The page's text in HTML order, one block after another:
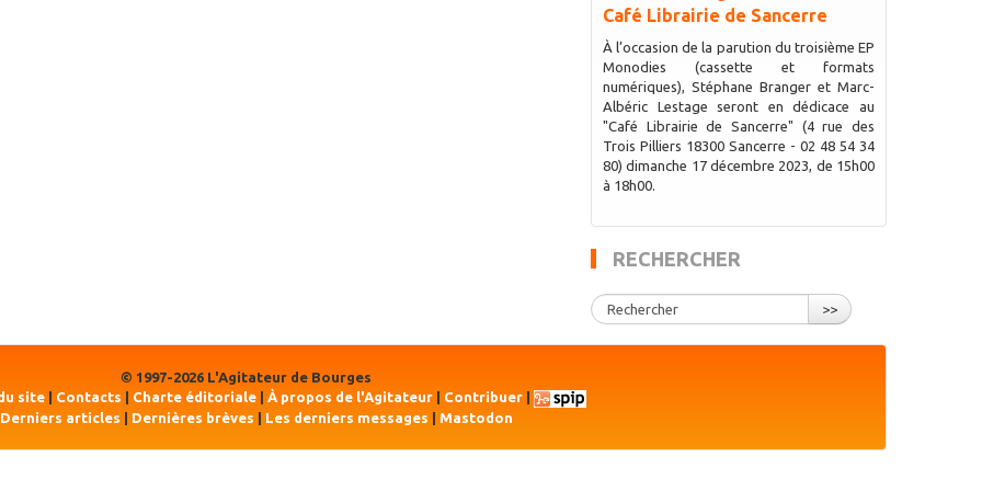
Café Librairie de Sancerre
À l’occasion de la parution du troisième EP
Monodies (cassette et formats
numériques), Stéphane Branger et Marc-
Albéric Lestage seront en dédicace au
"Café Librairie de Sancerre" (4 rue des
Trois Pilliers 18300 Sancerre - 02 48 54 34
80) dimanche 17 décembre 2023, de 15h00
à 18h00.
RECHERCHER
>>
© 1997-2026 L'Agitateur de Bourges
site Contacts Charte éditoriale À propos de l'Agitateur Contribuer
Derniers articles | Dernières brèves | Les derniers messages | Mastodon